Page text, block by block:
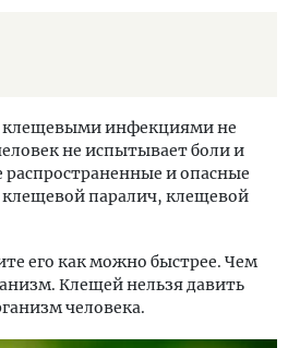
клещевыми инфекциями не
не испытывает боли и
и опасные
паралич, клещевой
его как можно быстрее. Чем
Клещей нельзя давить
человека.